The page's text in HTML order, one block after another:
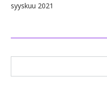
syyskuu 2021